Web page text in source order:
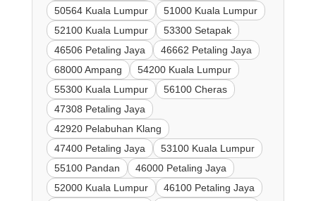
50564 Kuala Lumpur
51000 Kuala Lumpur
52100 Kuala Lumpur
53300 Setapak
46506 Petaling Jaya
46662 Petaling Jaya
68000 Ampang
54200 Kuala Lumpur
55300 Kuala Lumpur
56100 Cheras
47308 Petaling Jaya
42920 Pelabuhan Klang
47400 Petaling Jaya
53100 Kuala Lumpur
55100 Pandan
46000 Petaling Jaya
52000 Kuala Lumpur
46100 Petaling Jaya